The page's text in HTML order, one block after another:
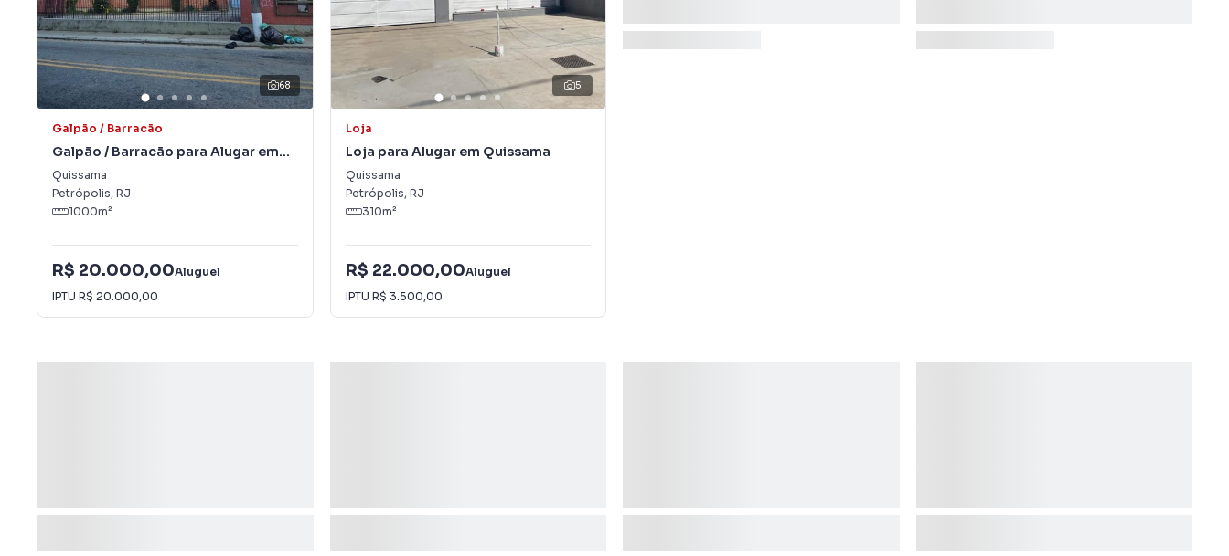
68
Galpão / Barracão
Galpão / Barracão para Alugar em
Quissama
Quissama
Petrópolis, RJ
1000m²
R$ 20.000,00Aluguel
IPTU R$ 20.000,00
5
Loja
Loja para Alugar em Quissama
Quissama
Petrópolis, RJ
310m²
R$ 22.000,00Aluguel
IPTU R$ 3.500,00